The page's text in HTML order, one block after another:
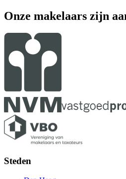
Onze makelaars zijn
Steden